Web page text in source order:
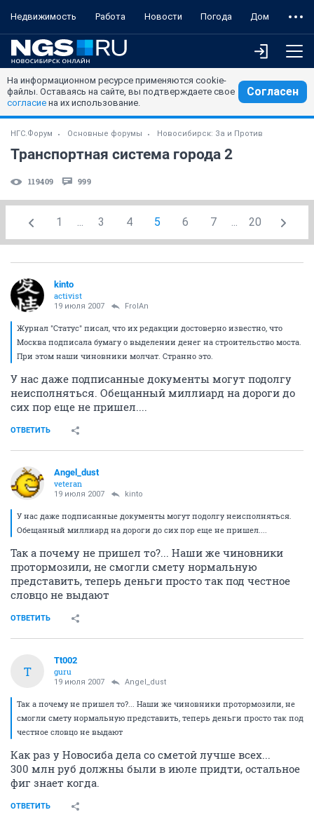
Недвижимость Работа Новости Погода Дом
На информационном ресурсе применяются cookie-
файлы. Оставаясь на сайте, вы подтверждаете свое
согласие на их использование.
Согласен
НГС.Форум Основные форумы Новосибирск: За и Против
Транспортная система города 2
119409 999
1 ... 3 4 5 6 7 ... 20
kinto
activist
19 июля 2007 FrolAn
Журнал "Статус" писал, что их редакции достоверно известно, что
Москва подписала бумагу о выделении денег на строительство моста.
При этом наши чиновники молчат. Странно это.
У нас даже подписанные документы могут подолгу
неисполняться. Обещанный миллиард на дороги до
сих пор еще не пришел....
ОТВЕТИТЬ
Angel_dust
veteran
19 июля 2007 kinto
У нас даже подписанные документы могут подолгу неисполняться.
Обещанный миллиард на дороги до сих пор еще не пришел....
Так а почему не пришел то?... Наши же чиновники
протормозили, не смогли смету нормальную
представить, теперь деньги просто так под честное
словцо не выдают
ОТВЕТИТЬ
T
Tt002
guru
19 июля 2007 Angel_dust
Так а почему не пришел то?... Наши же чиновники протормозили, не
смогли смету нормальную представить, теперь деньги просто так под
честное словцо не выдают
Как раз у Новосиба дела со сметой лучше всех...
300 млн руб должны были в июле придти, остальное
фиг знает когда.
ОТВЕТИТЬ